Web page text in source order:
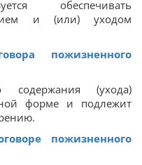
обеспечивать
и (или) уходом
пожизненного
содержания (ухода)
форме и подлежит
пожизненного